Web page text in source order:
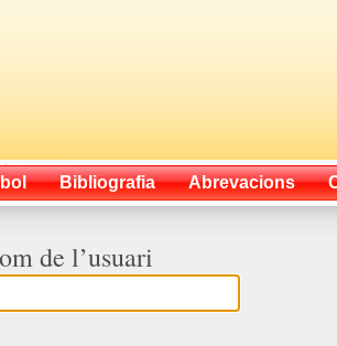
Bibliografia Abrevacions
de l’usuari